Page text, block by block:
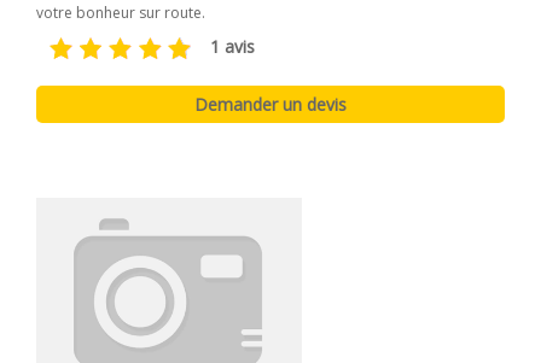
votre bonheur sur route.
1 avis